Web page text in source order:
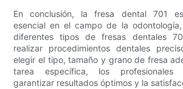
En conclusión, la fresa dental 701
esencial en el campo de la
diferentes tipos de fresas dentales
realizar procedimientos dentales
elegir el tipo, tamaño y grano de fresa
tarea específica, los profesionales
garantizar resultados óptimos y la